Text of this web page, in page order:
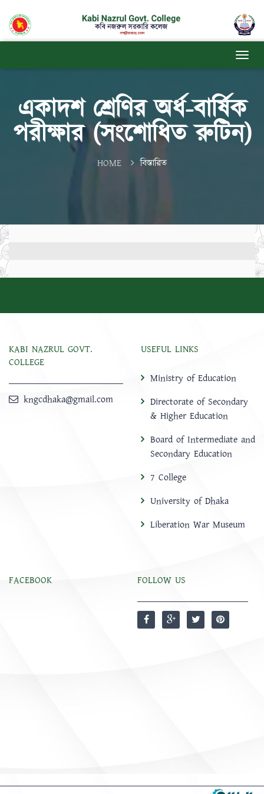
একাদশ শ্রেণির অর্ধ-বার্ষিক
পরীক্ষার (সংশোধিত রুটিন)
HOME বিস্তারিত
KABI NAZRUL GOVT.
COLLEGE
kngcdhaka@gmail.com
USEFUL LINKS
Ministry of Education
Directorate of Secondary
& Higher Education
Board of Intermediate and
Secondary Education
7 College
University of Dhaka
Liberation War Museum
FACEBOOK FOLLOW US